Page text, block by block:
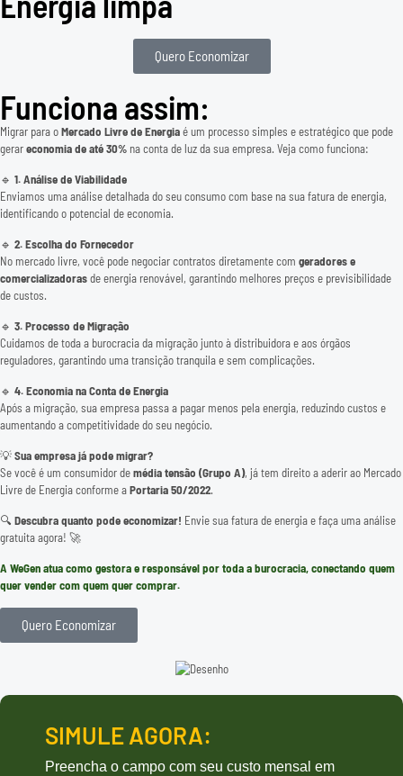
Quero Economizar
Funciona assim:
Migrar para oMercado Livre de Energiaé um processo simples e estratégico que pode
gerareconomia de até 30% na conta de luz da sua empresa. Veja como funciona:
🔹 1. Análise de Viabilidade
Enviamos uma análise detalhada do seu consumo com base na sua fatura de energia,
identificando o potencial de economia.
🔹 2. Escolha do Fornecedor
No mercado livre, você pode negociar contratos diretamente com geradores e
comercializadorasde energia renovável, garantindo melhores preços e previsibilidade
de custos.
🔹 3. Processo de Migração
Cuidamos de toda a burocracia da migração junto à distribuidora e aos órgãos
reguladores, garantindo uma transição tranquila e sem complicações.
🔹 4. Economia na Conta de Energia
Após a migração, sua empresa passa a pagar menos pela energia, reduzindo custos e
aumentando a competitividade do seu negócio.
💡Sua empresa já pode migrar?
Se você é um consumidor demédia tensão (Grupo A), já tem direito a aderir ao Mercado
Livre de Energia conforme aPortaria 50/2022.
🔍 Descubra quanto pode economizar! Envie sua fatura de energia e faça uma análise
gratuita agora! 🚀
A WeGen atua como gestora e responsável por toda a burocracia, conectando quem
quer vender com quem quer comprar.
Quero Economizar
SIMULE AGORA:
Preencha o campo com seu custo mensal em